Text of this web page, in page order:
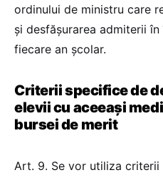
ordinului de ministru care
şi desfăşurarea admiterii
fiecare an şcolar.
Criterii specifice de
elevii cu aceeași
bursei de merit
Art. 9. Se vor utiliza